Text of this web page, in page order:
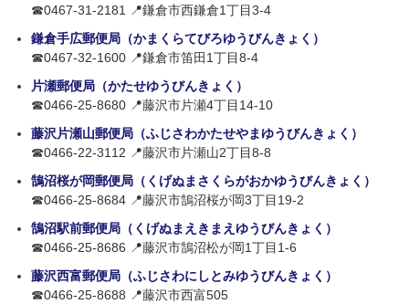
☎0467-31-2181 📍鎌倉市西鎌倉1丁目3-4
鎌倉手広郵便局（かまくらてびろゆうびんきょく）
☎0467-32-1600 📍鎌倉市笛田1丁目8-4
片瀬郵便局（かたせゆうびんきょく）
☎0466-25-8680 📍藤沢市片瀬4丁目14-10
藤沢片瀬山郵便局（ふじさわかたせやまゆうびんきょく）
☎0466-22-3112 📍藤沢市片瀬山2丁目8-8
鵠沼桜が岡郵便局（くげぬまさくらがおかゆうびんきょく）
☎0466-25-8684 📍藤沢市鵠沼桜が岡3丁目19-2
鵠沼駅前郵便局（くげぬまえきまえゆうびんきょく）
☎0466-25-8686 📍藤沢市鵠沼松が岡1丁目1-6
藤沢西富郵便局（ふじさわにしとみゆうびんきょく）
☎0466-25-8688 📍藤沢市西富505